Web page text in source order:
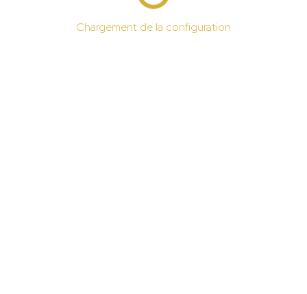
Chargement de la configuration